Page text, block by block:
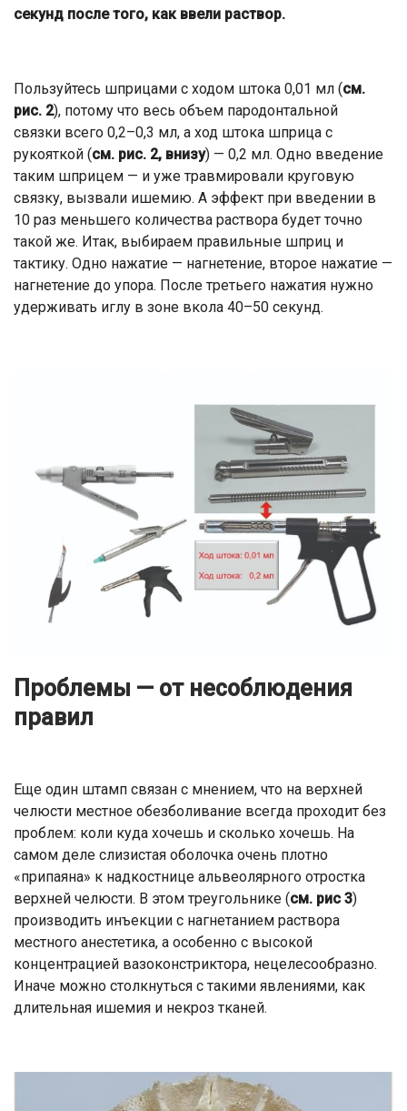
секунд после того, как ввели раствор.
Пользуйтесь шприцами с ходом штока 0,01 мл (см.
рис. 2), потому что весь объем пародонтальной
связки всего 0,2–0,3 мл, а ход штока шприца с
рукояткой (см. рис. 2, внизу) — 0,2 мл. Одно введение
таким шприцем — и уже травмировали круговую
связку, вызвали ишемию. А эффект при введении в
10 раз меньшего количества раствора будет точно
такой же. Итак, выбираем правильные шприц и
тактику. Одно нажатие — нагнетение, второе нажатие —
нагнетение до упора. После третьего нажатия нужно
удерживать иглу в зоне вкола 40–50 секунд.
Проблемы — от несоблюдения
правил
Еще один штамп связан с мнением, что на верхней
челюсти местное обезболивание всегда проходит без
проблем: коли куда хочешь и сколько хочешь. На
самом деле слизистая оболочка очень плотно
«припаяна» к надкостнице альвеолярного отростка
верхней челюсти. В этом треугольнике (см. рис 3)
производить инъекции с нагнетанием раствора
местного анестетика, а особенно с высокой
концентрацией вазоконстриктора, нецелесообразно.
Иначе можно столкнуться с такими явлениями, как
длительная ишемия и некроз тканей.